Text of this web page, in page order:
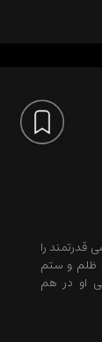
قدرتمند را
ظلم و ستم
او در هم